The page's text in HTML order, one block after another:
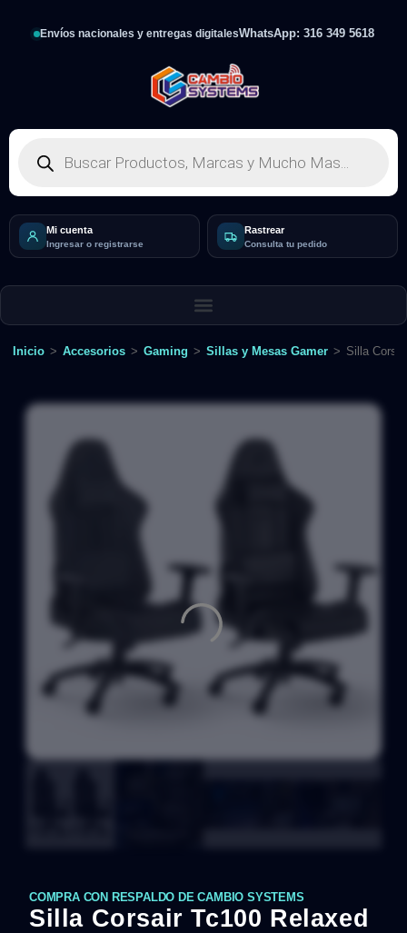
Envíos nacionales y entregas digitalesWhatsApp: 316 349 5618
Mi cuenta
Ingresar o registrarse
Rastrear
Consulta tu pedido
Inicio > Accesorios > Gaming > Sillas y Mesas Gamer > Silla
COMPRA CON RESPALDO DE CAMBIO SYSTEMS
Silla Corsair Tc100 Relaxed